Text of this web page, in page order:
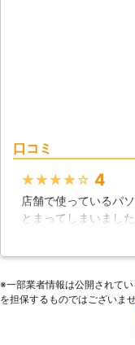
口コミ
★★★★★ 4
店舗で使っているパ
とまってしまいまし
ぱいに何かが書かれ
作業員の方の話では
いって、メモリの内
では再起動するしか
きやすいので気をつ
※⼀部業者情報は公開されて
を担保するものではございませ